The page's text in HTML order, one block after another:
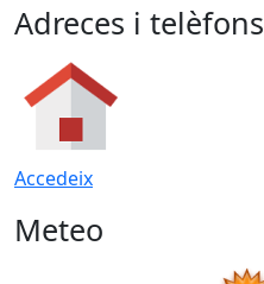
Adreces i telèfons
Accedeix
Meteo